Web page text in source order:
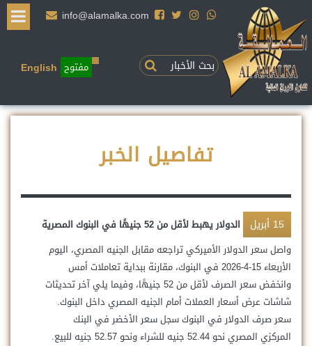
info@alamalka.com
مفتوح English
تفاصيل الخبر
15 أبريل
الدولار يهبط لأقل من 52 جنيهًا في البنوك المصرية
واصل سعر الدولار الأميركي تراجعه مقابل الجنيه المصري، اليوم
الأربعاء 15-4-2026 في البنوك، مقارنة ببداية تعاملات أمس
وانخفض سعر الصرف لأقل من 52 جنيهًا، وفيما يلي آخر تحديثات
شاشات عرض أسعار العملات أمام الجنيه المصري داخل البنوك.
سعر صرف الدولار في البنوك سجل سعر الأخضر في البنك
المركزي المصري نحو 52.44 جنيه للشراء ونحو 52.57 جنيه للبيع.